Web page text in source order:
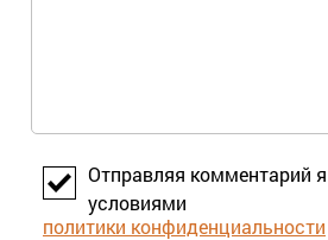
Отправляя комментарий
условиями
политики конфиденциальности